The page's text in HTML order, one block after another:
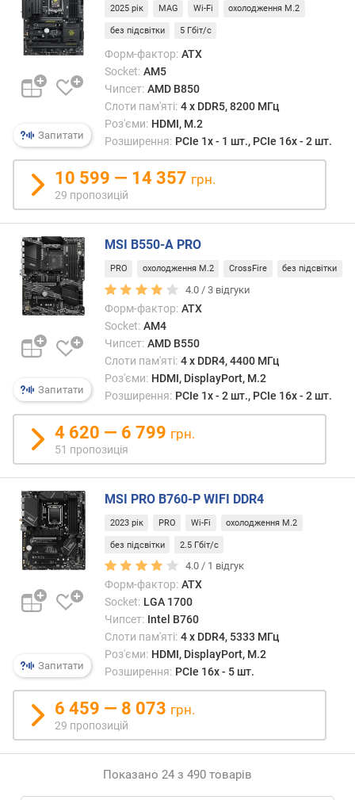
'
є
м
(
ш
т
о
б
'
є
м
к
о
м
п
л
е
т
н
г
о
а
п
и
ч
у
в
а
ч
а
)
с
л
о
т
Запитати
2025 рік MAG Wi-Fi охолодження M.2
без підсвітки 5 Гбіт/с
Форм-фактор: ATX
Socket: AM5
Чипсет: AMD B850
Слоти пам'яті: 4 х DDR5, 8200 МГц
Роз'єми: HDMI, M.2
Розширення: PCIe 1x - 1 шт., PCIe 16x - 2 шт.
10 599 — 14 357 грн.
29 пропозицій
Запитати
MSI B550-A PRO
PRO охолодження M.2 CrossFire без підсвітки
4.0 /3 відгуки
Форм-фактор: ATX
Socket: AM4
Чипсет: AMD B550
Слоти пам'яті: 4 х DDR4, 4400 МГц
Роз'єми: HDMI, DisplayPort, M.2
Розширення: PCIe 1x - 2 шт., PCIe 16x - 2 шт.
4 620 — 6 799 грн.
51 пропозиція
Запитати
MSI PRO B760-P WIFI DDR4
2023 рік PRO Wi-Fi охолодження M.2
без підсвітки 2.5 Гбіт/с
4.0 / 1 відгук
Форм-фактор: ATX
Socket: LGA 1700
Чипсет: Intel B760
Слоти пам'яті: 4 х DDR4, 5333 МГц
Роз'єми: HDMI, DisplayPort, M.2
Розширення: PCIe 16x - 5 шт.
6 459 — 8 073 грн.
29 пропозицій
Показано 24 з 490 товарів